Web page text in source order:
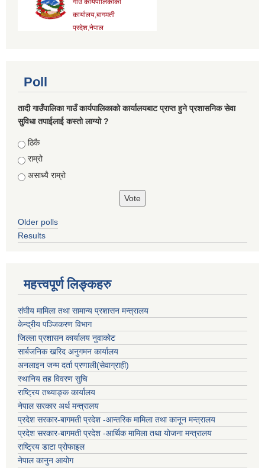
Poll
तादी गाउँपालिका गाउँ कार्यपालिकाको कार्यालयबाट प्राप्त हुने प्रशासनिक सेवा
सुविधा तपाईलाई कस्तो लाग्यो ?
Choices
ठिकै
राम्रो
असाध्यै राम्रो
Older polls
Results
महत्त्वपूर्ण लिङ्कहरु
संघीय मामिला तथा सामान्य प्रशासन मन्त्रालय
केन्द्रीय पञ्जिकरण विभाग
जिल्ला प्रशासन कार्यालय नुवाकोट
सार्बजनिक खरिद अनुगमन कार्यालय
अनलाइन जन्म दर्ता प्रणाली(सेवाग्राही)
स्थानिय तह विवरण सुचि
राष्ट्रिय तथ्याङ्क कार्यालय
नेपाल सरकार अर्थ मन्त्रालय
प्रदेश सरकार-बागमती प्रदेश -आन्तरिक मामिला तथा कानून मन्त्रालय
प्रदेश सरकार-बागमती प्रदेश -आर्थिक मामिला तथा योजना मन्त्रालय
राष्ट्रिय डाटा प्रोफाइल
नेपाल कानुन आयोग